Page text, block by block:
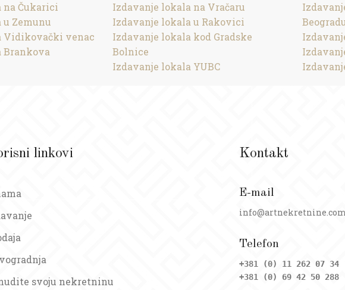
na Čukarici
Zemunu
Vidikovački venac
Brankova
Izdavanje lokala na Vračaru
Izdavanje lokala u Rakovici
Izdavanje lokala kod Gradske
Bolnice
Izdavanje lokala YUBC
linkovi
svoju nekretninu
Kontakt
E-mail
Telefon
+381 (0) 11 262 07 34
+381 (0) 69 42 50 288